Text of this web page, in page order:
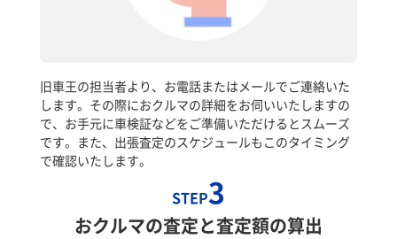
旧車王の担当者より、お電話またはメールでご連絡いた
します。その際におクルマの詳細をお伺いいたしますの
で、お手元に車検証などをご準備いただけるとスムーズ
です。また、出張査定のスケジュールもこのタイミング
で確認いたします。
STEP3
おクルマの査定と査定額の算出